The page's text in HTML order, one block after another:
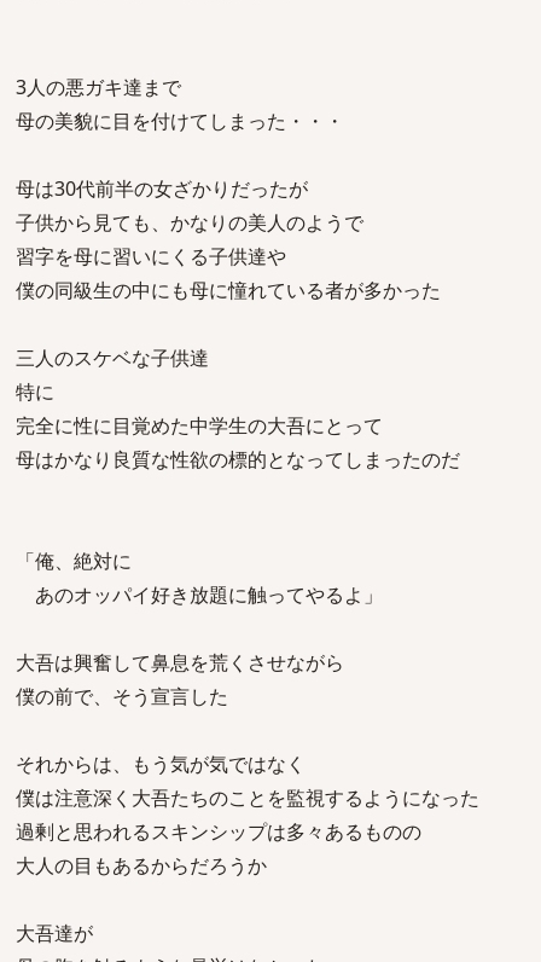
3人の悪ガキ達まで
母の美貌に目を付けてしまった・・・
母は30代前半の女ざかりだったが
子供から見ても、かなりの美人のようで
習字を母に習いにくる子供達や
僕の同級生の中にも母に憧れている者が多かった
三人のスケベな子供達
特に
完全に性に目覚めた中学生の大吾にとって
母はかなり良質な性欲の標的となってしまったのだ
「俺、絶対に
あのオッパイ好き放題に触ってやるよ」
大吾は興奮して鼻息を荒くさせながら
僕の前で、そう宣言した
それからは、もう気が気ではなく
僕は注意深く大吾たちのことを監視するようになった
過剰と思われるスキンシップは多々あるものの
大人の目もあるからだろうか
大吾達が